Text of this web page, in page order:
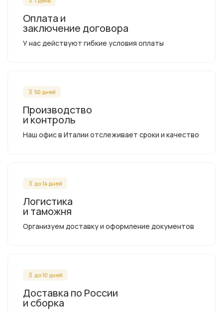
Оплата и
заключение договора
У нас действуют гибкие условия оплаты
50 дней
Производство
и контроль
Наш офис в Италии отслеживает сроки и качество
до 14 дней
Логистика
и таможня
Организуем доставку и оформление документов
до 10 дней
Доставка по России
и сборка